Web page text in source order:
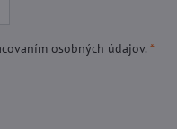
osobných údajov. *